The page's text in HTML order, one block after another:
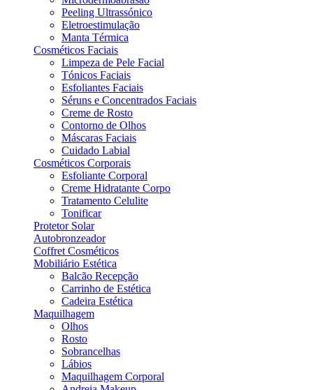
Peeling Ultrassónico
Eletroestimulação
Manta Térmica
Cosméticos Faciais
Limpeza de Pele Facial
Tónicos Faciais
Esfoliantes Faciais
Séruns e Concentrados Faciais
Creme de Rosto
Contorno de Olhos
Máscaras Faciais
Cuidado Labial
Cosméticos Corporais
Esfoliante Corporal
Creme Hidratante Corpo
Tratamento Celulite
Tonificar
Protetor Solar
Autobronzeador
Coffret Cosméticos
Mobiliário Estética
Balcão Recepção
Carrinho de Estética
Cadeira Estética
Maquilhagem
Olhos
Rosto
Sobrancelhas
Lábios
Maquilhagem Corporal